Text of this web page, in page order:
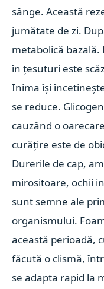
sânge. Această
jumătate de zi.
metabolică
în țesuturi este
Inima își
se reduce.
cauzând o
curățire este de
Durerile de cap,
mirositoare, ochii
sunt semne ale
organismului.
această perioadă,
făcută o clismă,
se adapta rapid la